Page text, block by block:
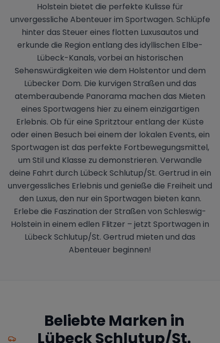
Holstein bietet die perfekte Kulisse für
unvergessliche Abenteuer im Sportwagen. Schlüpfe
hinter das Steuer eines flotten Luxusautos und
erkunde die Region entlang des idyllischen Elbe-
Lübeck-Kanals, vorbei an historischen
Sehenswürdigkeiten wie dem Holstentor und dem
Lübecker Dom. Die kurvigen Straßen und das
atemberaubende Panorama machen das Mieten
eines Sportwagens hier zu einem einzigartigen
Erlebnis. Ob für eine Spritztour entlang der Küste
oder einen Besuch bei einem der lokalen Events, ein
Sportwagen ist das perfekte Fortbewegungsmittel,
um Stil und Klasse zu demonstrieren. Verwandle
deine Fahrt durch Lübeck Schlutup/St. Gertrud in ein
unvergessliches Erlebnis und genieße die Freiheit und
den Luxus, den nur ein Sportwagen bieten kann.
Erlebe die Faszination der Straßen von Schleswig-
Holstein in einem edlen Flitzer – jetzt Sportwagen in
Lübeck Schlutup/St. Gertrud mieten und das
Abenteuer beginnen!
Beliebte Marken in
Lübeck Schlutup/St.